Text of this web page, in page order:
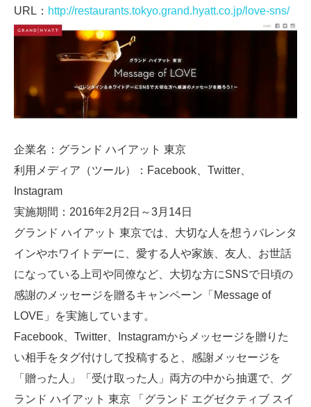
URL： http://restaurants.tokyo.grand.hyatt.co.jp/love-sns/
企業名：グランド ハイアット 東京
利用メディア（ツール）：Facebook、Twitter、
Instagram
実施期間：2016年2月2日～3月14日
グランド ハイアット 東京では、大切な人を想うバレンタ
インやホワイトデーに、愛する人や家族、友人、お世話
になっている上司や同僚など、大切な方にSNSで日頃の
感謝のメッセージを贈るキャンペーン「Message of
LOVE」を実施しています。
Facebook、Twitter、Instagramからメッセージを贈りた
い相手をタグ付けして投稿すると、感謝メッセージを
「贈った人」「受け取った人」両方の中から抽選で、グ
ランド ハイアット 東京 「グランド エグゼクティブ スイ